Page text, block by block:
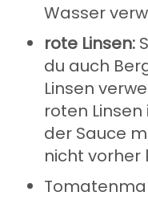
Wasser
rote Linsen:
du auch
Linsen
roten
der Sauce
nicht vorher